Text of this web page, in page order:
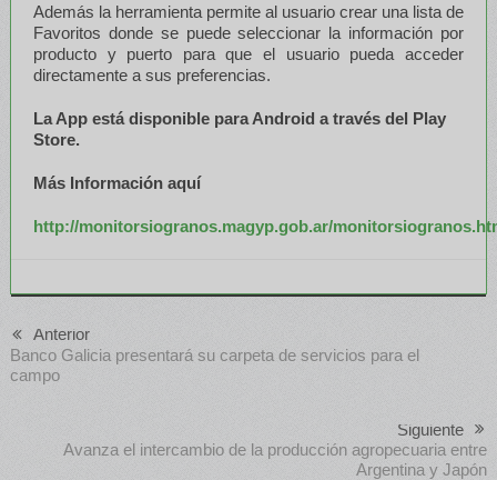
Además la herramienta permite al usuario crear una lista de
Favoritos donde se puede seleccionar la información por
producto y puerto para que el usuario pueda acceder
directamente a sus preferencias.
La App está disponible para Android a través del Play
Store.
Más Información aquí
http://monitorsiogranos.magyp.gob.ar/
Anterior
Banco Galicia presentará su carpeta de servicios para el
campo
Siguiente
Avanza el intercambio de la producción agropecuaria entre
Argentina y Japón